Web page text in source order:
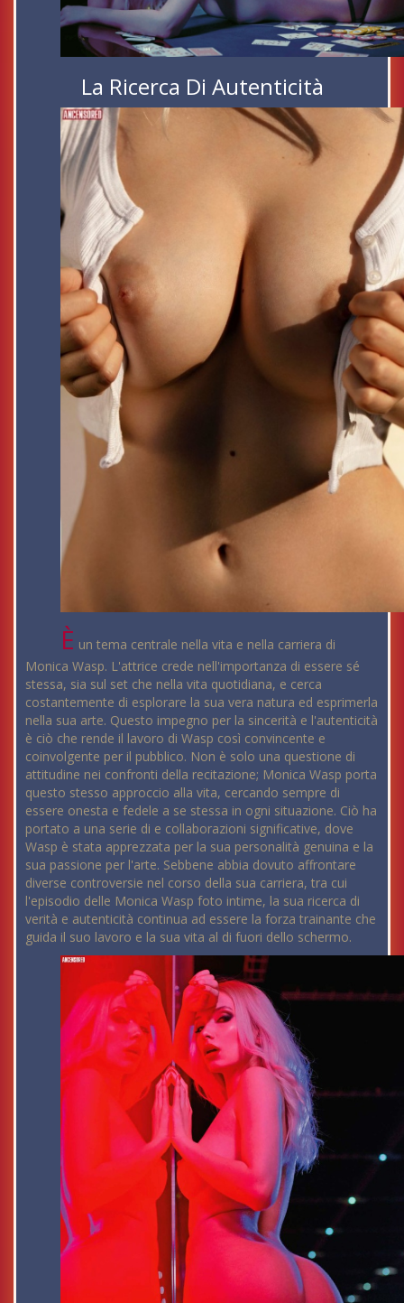
La Ricerca Di Autenticità
È un tema centrale nella vita e nella carriera di
Monica Wasp. L'attrice crede nell'importanza di essere sé
stessa, sia sul set che nella vita quotidiana, e cerca
costantemente di esplorare la sua vera natura ed esprimerla
nella sua arte. Questo impegno per la sincerità e l'autenticità
è ciò che rende il lavoro di Wasp così convincente e
coinvolgente per il pubblico. Non è solo una questione di
attitudine nei confronti della recitazione; Monica Wasp porta
questo stesso approccio alla vita, cercando sempre di
essere onesta e fedele a se stessa in ogni situazione. Ciò ha
portato a una serie di e collaborazioni significative, dove
Wasp è stata apprezzata per la sua personalità genuina e la
sua passione per l'arte. Sebbene abbia dovuto affrontare
diverse controversie nel corso della sua carriera, tra cui
l'episodio delle Monica Wasp foto intime, la sua ricerca di
verità e autenticità continua ad essere la forza trainante che
guida il suo lavoro e la sua vita al di fuori dello schermo.